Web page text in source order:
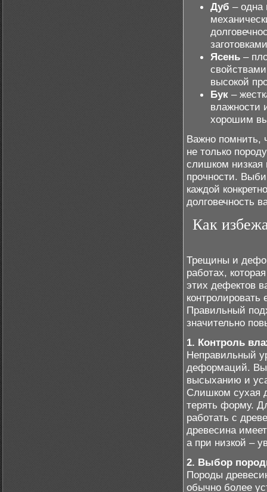
Дуб – одна
Ясень –
высокой
Бук –
влажности
хорошим
Важно помнить,
не только
слишком
прочности.
каждой
долговечность
Как
Трещины и
работах,
этих дефектов
Правильный
значительно
1. Контроль
Неправильный
деформаций.
высыханию и
Слишком сухая
терять форму.
работать с
древесина
а при низкой –
2. Выбор
Породы
обычно более